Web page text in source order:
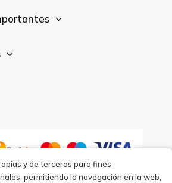
y de terceros para fines
permitiendo la navegación en la web,